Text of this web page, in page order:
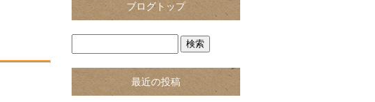
ブログトップ
最近の投稿